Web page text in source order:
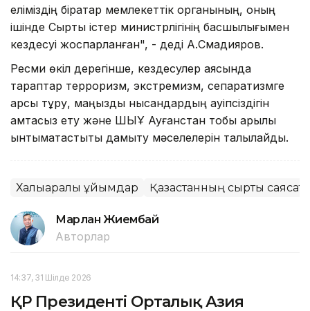
еліміздің бірқатар мемлекеттік органының, оның
ішінде Сыртқы істер министрлігінің басшылығымен
кездесуі жоспарланған", - деді А.Смадияров.
Ресми өкіл дерегінше, кездесулер аясында
тараптар терроризм, экстремизм, сепаратизмге
қарсы тұру, маңызды нысандардың қауіпсіздігін
қамтасыз ету және ШЫҰ Ауғанстан тобы арқылы
ынтымақтастықты дамыту мәселелерін талқылайды.
Халықаралық ұйымдар Қазақстанның сыртқы
Марлан Жиембай
Авторлар
14:37, 31 Шілде 2026
ҚР Президенті Орталық Азия